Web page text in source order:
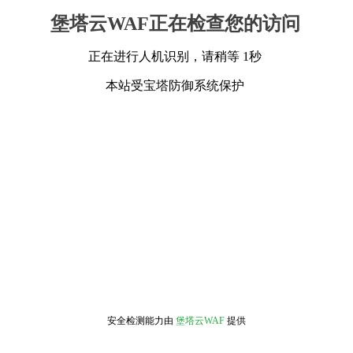
堡塔云WAF正在检查您的访问
正在进行人机识别，请稍等 1秒
本站受宝塔防御系统保护
安全检测能力由 堡塔云WAF 提供